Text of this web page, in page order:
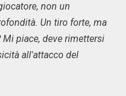
non un
Un tiro forte, ma
piace, deve rimettersi
all'attacco del